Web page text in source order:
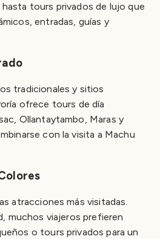
tours privados de lujo que
entradas, guías y
tradicionales y sitios
ofrece tours de día
Ollantaytambo, Maras y
con la visita a Machu
atracciones más visitadas.
muchos viajeros prefieren
o tours privados para un